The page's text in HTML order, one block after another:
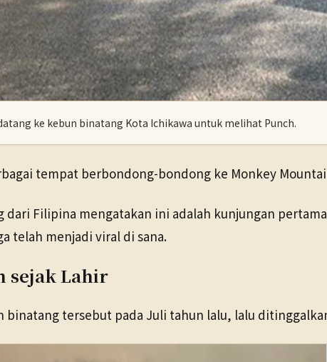
ke kebun binatang Kota Ichikawa untuk melihat Punch.
tempat berbondong-bondong ke Monkey
dari Filipina mengatakan ini adalah kunjungan
telah menjadi viral di sana.
sejak Lahir
binatang tersebut pada Juli tahun lalu, lalu